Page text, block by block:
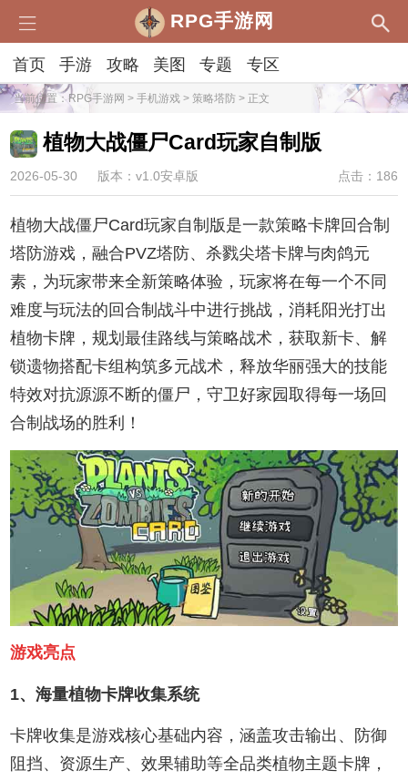
RPG手游网
首页 手游 攻略 美图 专题 专区
当前位置：RPG手游网 > 手机游戏 > 策略塔防 > 正文
植物大战僵尸Card玩家自制版
2026-05-30 版本：v1.0安卓版 点击：186
植物大战僵尸Card玩家自制版是一款策略卡牌回合制
塔防游戏，融合PVZ塔防、杀戮尖塔卡牌与肉鸽元
素，为玩家带来全新策略体验，玩家将在每一个不同
难度与玩法的回合制战斗中进行挑战，消耗阳光打出
植物卡牌，规划最佳路线与策略战术，获取新卡、解
锁遗物搭配卡组构筑多元战术，释放华丽强大的技能
特效对抗源源不断的僵尸，守卫好家园取得每一场回
合制战场的胜利！
游戏亮点
1、海量植物卡牌收集系统
卡牌收集是游戏核心基础内容，涵盖攻击输出、防御
阻挡、资源生产、效果辅助等全品类植物主题卡牌，